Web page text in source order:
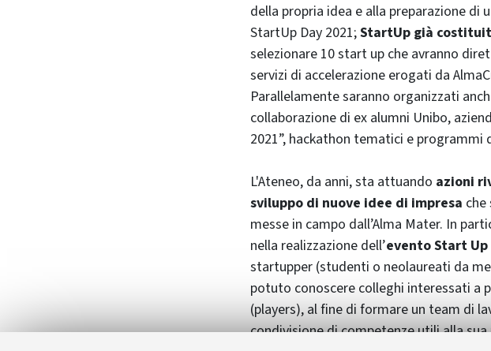
della propria idea e alla preparazione
StartUp Day 2021;StartUp già
selezionare 10 start up che avranno
servizi di accelerazione erogati da
Parallelamente saranno organizzati
collaborazione di ex alumni Unibo,
2021”, hackathon tematici e
L'Ateneo, da anni, sta attuando azioni
sviluppo di nuove idee di impresa
messe in campo dall’Alma Mater. In
nella realizzazione dell’evento Start Up
startupper (studenti o neolaureati da
potuto conoscere colleghi interessati
(players), al fine di formare un team di
condivisione di competenze utili alla